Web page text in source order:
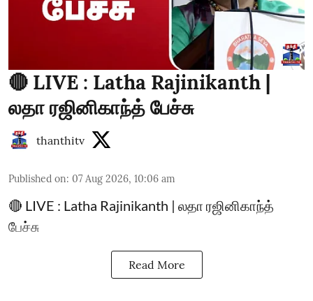
🔴 LIVE : Latha Rajinikanth |
லதா ரஜினிகாந்த் பேச்சு
thanthitv
Published on: 07 Aug 2026, 10:06 am
🔴 LIVE : Latha Rajinikanth | லதா ரஜினிகாந்த்
பேச்சு
Read More